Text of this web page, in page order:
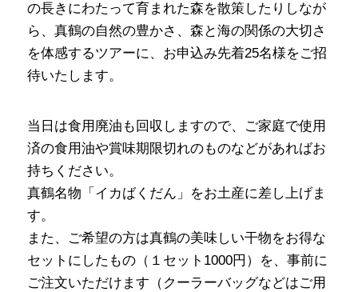
の長きにわたって育まれた森を散策したりしなが
ら、真鶴の自然の豊かさ、森と海の関係の大切さ
を体感するツアーに、お申込み先着25名様をご招
待いたします。
当日は食用廃油も回収しますので、ご家庭で使用
済の食用油や賞味期限切れのものなどがあればお
持ちください。
真鶴名物「イカばくだん」をお土産に差し上げま
す。
また、ご希望の方は真鶴の美味しい干物をお得な
セットにしたもの（１セット1000円）を、事前に
ご注文いただけます（クーラーバッグなどはご用